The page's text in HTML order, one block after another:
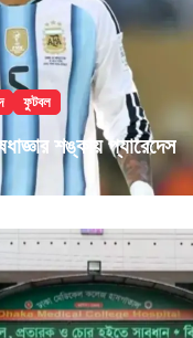
ফুটবল
শঙ্কায় প্যারেদেস